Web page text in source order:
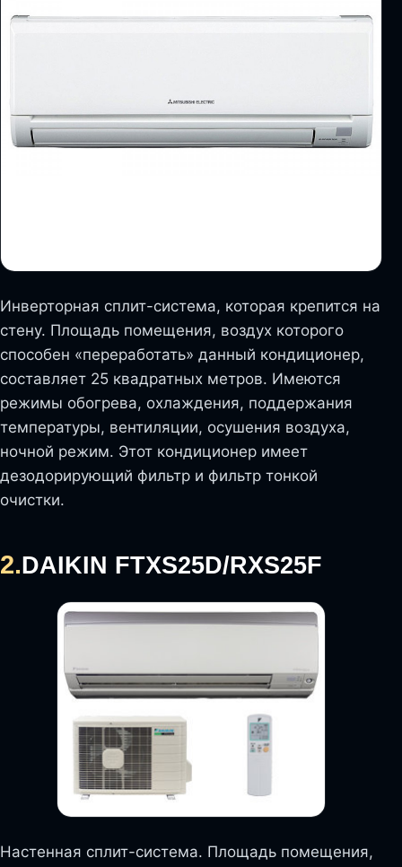
Инверторная сплит-система, которая крепится на
стену. Площадь помещения, воздух которого
способен «переработать» данный кондиционер,
составляет 25 квадратных метров. Имеются
режимы обогрева, охлаждения, поддержания
температуры, вентиляции, осушения воздуха,
ночной режим. Этот кондиционер имеет
дезодорирующий фильтр и фильтр тонкой
очистки.
2.DAIKIN FTXS25D/RXS25F
Настенная сплит-система. Площадь помещения,